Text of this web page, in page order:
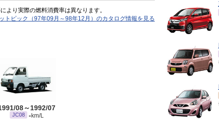
より実際の燃料消費率は異なります。
トピック（97年09月～98年12月）のカタログ情報を見る
08～1992/07
JC08 - km/L